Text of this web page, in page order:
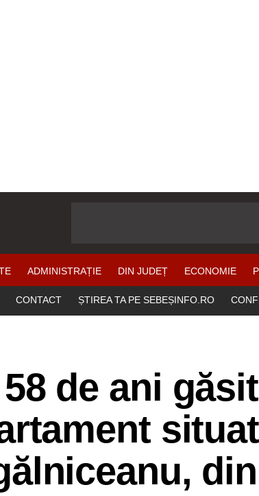
ADMINISTRAȚIE DIN JUDEȚ ECONOMIE
CONTACT ȘTIREA TA PE SEBEȘINFO.RO
de ani